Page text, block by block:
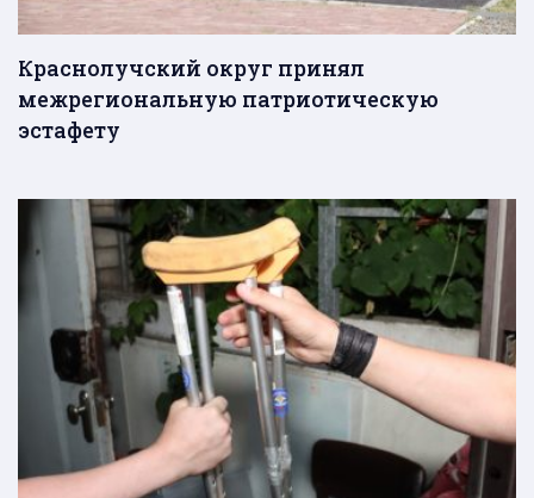
Краснолучский округ принял
межрегиональную патриотическую
эстафету